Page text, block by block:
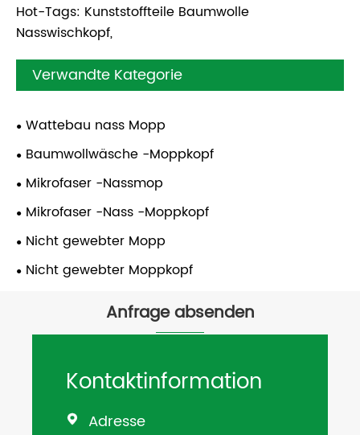
Hot-Tags: Kunststoffteile Baumwolle
Nasswischkopf,
Verwandte Kategorie
Wattebau nass Mopp
Baumwollwäsche -Moppkopf
Mikrofaser -Nassmop
Mikrofaser -Nass -Moppkopf
Nicht gewebter Mopp
Nicht gewebter Moppkopf
Anfrage absenden
Kontaktinformation
 Adresse